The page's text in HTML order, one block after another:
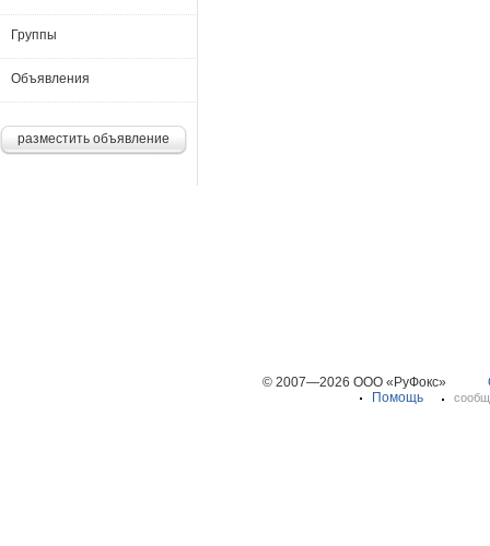
Группы
Объявления
разместить объявление
© 2007—2026 ООО «РуФокс»
Помощь